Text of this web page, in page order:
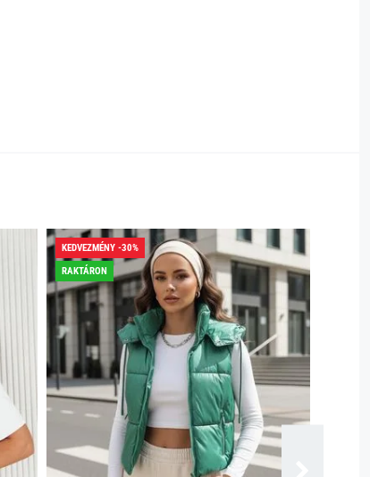
KEDVEZMÉNY -30%
RAKTÁRON